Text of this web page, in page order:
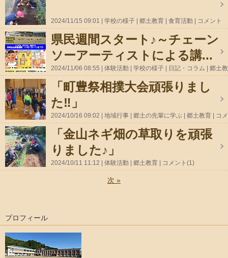
2024/11/15 09:01 学校の様子 郷土教育 食育活動
コメント
(1)
県民週間スタート♪～チェーン
ソーアーティストによる講...
2024/11/06 08:55 体験活動 学校の様子 日記・コラム
郷土教
育
コメント(0)
「町豊祭相撲大会頑張りまし
た‼」
2024/10/16 09:02 地域行事 郷土の先輩に学ぶ 郷土教育
コメ
ント(1)
「金山ネギ畑の草取りを頑張
りました♪」
2024/10/11 11:12 体験活動 郷土教育 コメント(1)
次 »
プロフィール